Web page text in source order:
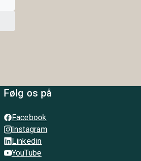
Følg os på
Facebook
Instagram
Linkedin
YouTube